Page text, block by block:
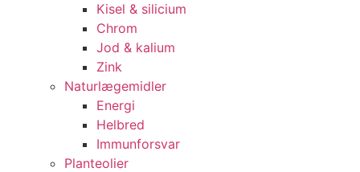
Kisel & silicium
Chrom
Jod & kalium
Zink
Naturlægemidler
Energi
Helbred
Immunforsvar
Planteolier